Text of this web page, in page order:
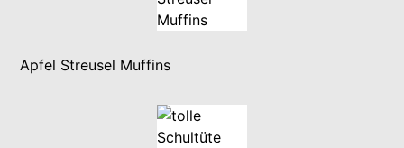
Apfel Streusel Muffins